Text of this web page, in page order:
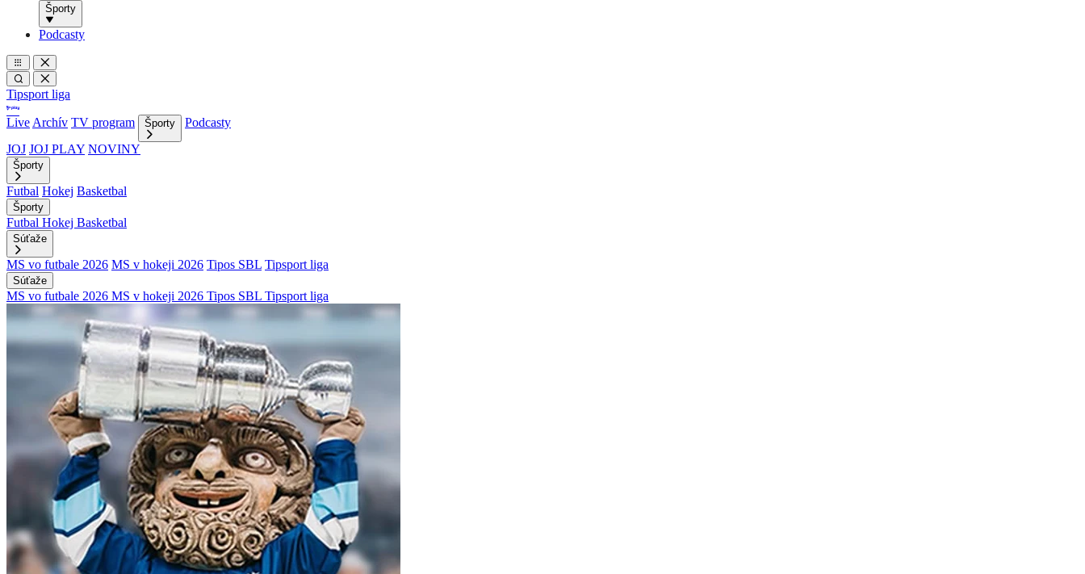
Športy
Podcasty
Tipsport liga
Live Archív TV program Športy
Podcasty
JOJ JOJ PLAY NOVINY
Športy
Futbal Hokej Basketbal
Športy
Futbal Hokej Basketbal
Súťaže
MS vo futbale 2026 MS v hokeji 2026 Tipos SBL Tipsport liga
Súťaže
MS vo futbale 2026 MS v hokeji 2026 Tipos SBL Tipsport liga